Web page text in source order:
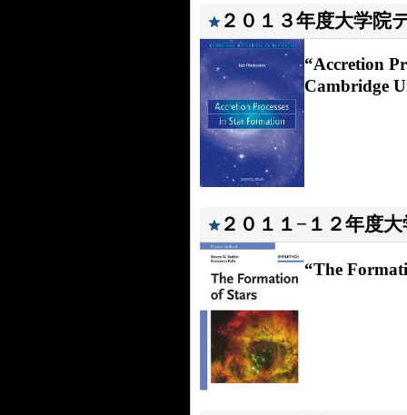
２０１３年度大学院
“Accretion
Cambridge
２０１１−１２年度
“The